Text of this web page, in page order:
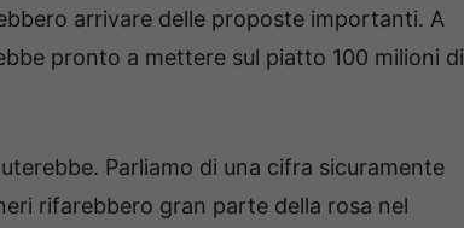
arrivare delle proposte importanti. A
pronto a mettere sul piatto 100 milioni di
Parliamo di una cifra sicuramente
rifarebbero gran parte della rosa nel